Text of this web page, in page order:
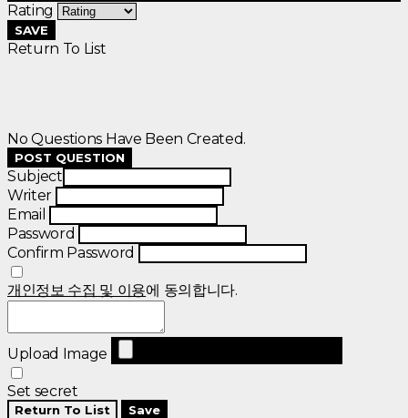
Rating
SAVE
Return To List
No Questions Have Been Created.
POST QUESTION
Subject
Writer
Email
Password
Confirm Password
개인정보 수집 및 이용에 동의합니다.
Upload Image
Set secret
Return To List Save